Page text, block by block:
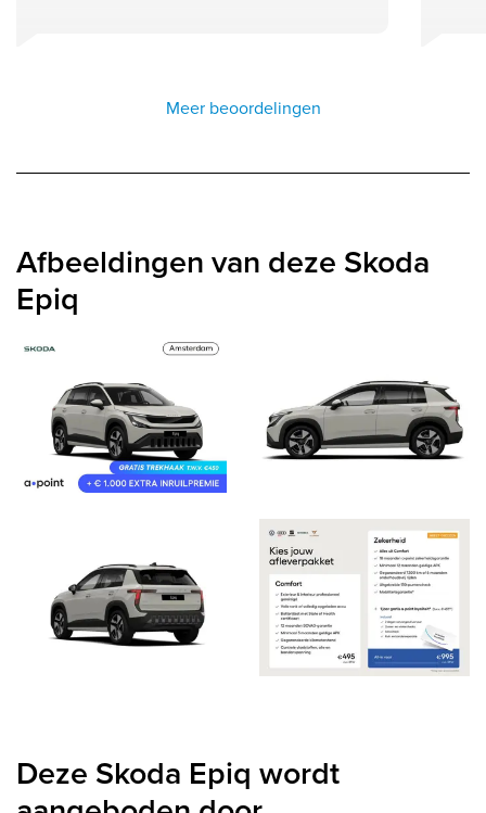
Meer beoordelingen
Afbeeldingen van deze Skoda
Epiq
Deze Skoda Epiq wordt